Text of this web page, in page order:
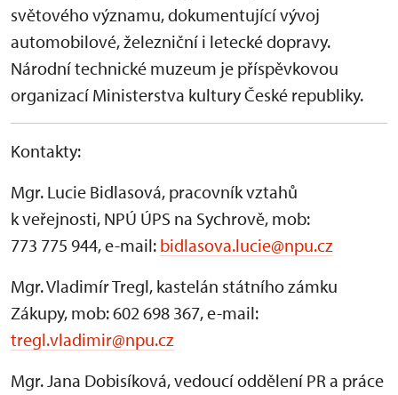
světového významu, dokumentující vývoj
automobilové, železniční i letecké dopravy.
Národní technické muzeum je příspěvkovou
organizací Ministerstva kultury České republiky.
Kontakty:
Mgr. Lucie Bidlasová, pracovník vztahů
k veřejnosti, NPÚ ÚPS na Sychrově, mob:
773 775 944, e-mail: bidlasova.lucie@npu.cz
Mgr. Vladimír Tregl, kastelán státního zámku
Zákupy, mob: 602 698 367, e-mail:
tregl.vladimir@npu.cz
Mgr. Jana Dobisíková, vedoucí oddělení PR a práce